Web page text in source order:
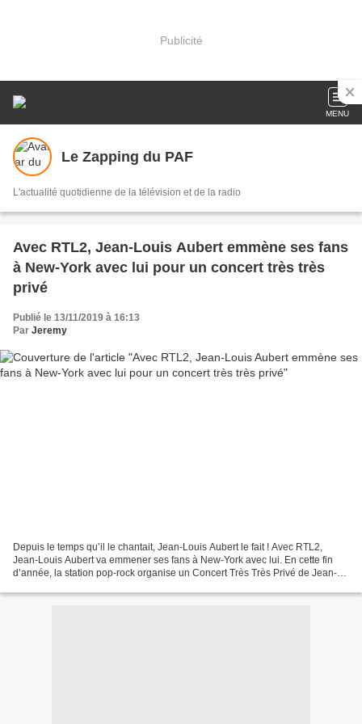
Publicité
MENU
Le Zapping du PAF
L'actualité quotidienne de la télévision et de la radio
Avec RTL2, Jean-Louis Aubert emmène ses fans
à New-York avec lui pour un concert très très
privé
Publié le 13/11/2019 à 16:13
Par Jeremy
Depuis le temps qu’il le chantait, Jean-Louis Aubert le fait ! Avec RTL2,
Jean-Louis Aubert va emmener ses fans à New-York avec lui. En cette fin
d’année, la station pop-rock organise un Concert Très Très Privé de Jean-